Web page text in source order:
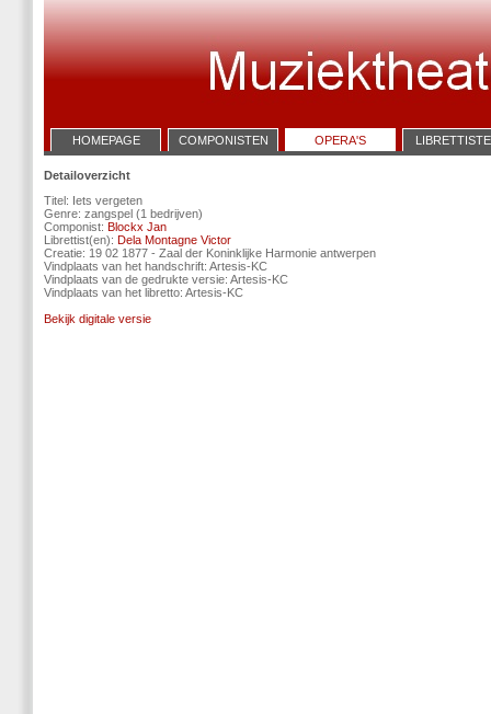
HOMEPAGE COMPONISTEN OPERA'S
Detailoverzicht
Titel: Iets vergeten
Genre: zangspel (1 bedrijven)
Componist: Blockx Jan
Librettist(en): Dela Montagne Victor
Creatie: 19 02 1877 - Zaal der Koninklijke Harmonie antwerpen
Vindplaats van het handschrift: Artesis-KC
Vindplaats van de gedrukte versie: Artesis-KC
Vindplaats van het libretto: Artesis-KC
Bekijk digitale versie